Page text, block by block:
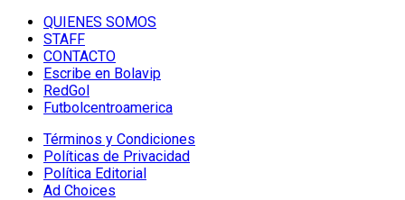
QUIENES SOMOS
STAFF
CONTACTO
Escribe en Bolavip
RedGol
Futbolcentroamerica
Términos y Condiciones
Políticas de Privacidad
Política Editorial
Ad Choices